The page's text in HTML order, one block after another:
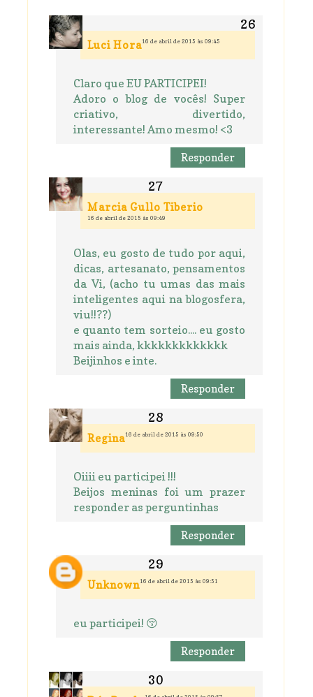
Luci Hora16 de abril de 2015 às 09:45
Claro que EU PARTICIPEI!
Adoro o blog de vocês! Super
criativo, divertido,
interessante! Amo mesmo! <3
Responder
Marcia Gullo Tiberio
16 de abril de 2015 às 09:49
Olas, eu gosto de tudo por aqui,
dicas, artesanato, pensamentos
da Vi, (acho tu umas das mais
inteligentes aqui na blogosfera,
viu!!??)
e quanto tem sorteio.... eu gosto
mais ainda, kkkkkkkkkkkkk
Beijinhos e inte.
Responder
Regina16 de abril de 2015 às 09:50
Oiiii eu participei !!!
Beijos meninas foi um prazer
responder as perguntinhas
Responder
Unknown16 de abril de 2015 às 09:51
eu participei! 😚
Responder